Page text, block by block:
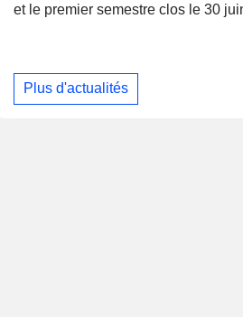
et le premier semestre clos le 30
Plus d'actualités